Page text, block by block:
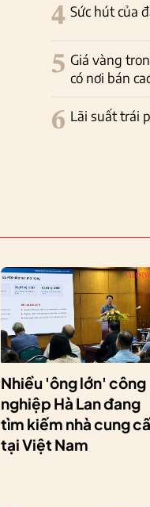
4 Sức hút của
5 Giá vàng
có nơi bán
6 Lãi suất trái
Nhiều 'ông lớn' công
nghiệp Hà Lan đang
tìm kiếm nhà cung
tại Việt Nam